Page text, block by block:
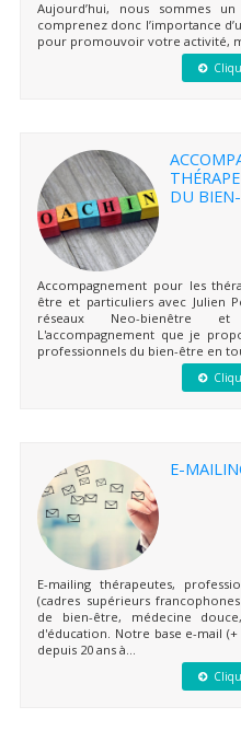
Aujourd’hui, nous sommes
comprenez donc l’importance
pour promouvoir votre activité,
DU
Accompagnement pour les
être et particuliers avec Julien
réseaux Neo-bienêtre
L'accompagnement que je
professionnels du bien-être en
E-
E-mailing thérapeutes,
(cadres supérieurs
de bien-être, médecine
d'éducation. Notre base e-mail
depuis 20 ans à...